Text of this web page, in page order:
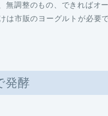
もの、できればオーガ
販のヨーグルトが必要で
発酵